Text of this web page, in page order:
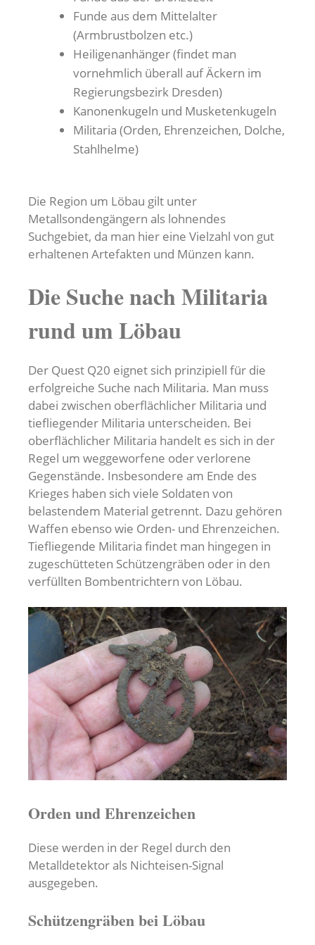
Funde aus dem Mittelalter
(Armbrustbolzen etc.)
Heiligenanhänger (findet man
vornehmlich überall auf Äckern im
Regierungsbezirk Dresden)
Kanonenkugeln und Musketenkugeln
Militaria (Orden, Ehrenzeichen, Dolche,
Stahlhelme)
Die Region um Löbau gilt unter
Metallsondengängern als lohnendes
Suchgebiet, da man hier eine Vielzahl von gut
erhaltenen Artefakten und Münzen kann.
Die Suche nach Militaria
rund um Löbau
Der Quest Q20 eignet sich prinzipiell für die
erfolgreiche Suche nach Militaria. Man muss
dabei zwischen oberflächlicher Militaria und
tiefliegender Militaria unterscheiden. Bei
oberflächlicher Militaria handelt es sich in der
Regel um weggeworfene oder verlorene
Gegenstände. Insbesondere am Ende des
Krieges haben sich viele Soldaten von
belastendem Material getrennt. Dazu gehören
Waffen ebenso wie Orden- und Ehrenzeichen.
Tiefliegende Militaria findet man hingegen in
zugeschütteten Schützengräben oder in den
verfüllten Bombentrichtern von Löbau.
Orden und Ehrenzeichen
Diese werden in der Regel durch den
Metalldetektor als Nichteisen-Signal
ausgegeben.
Schützengräben bei Löbau